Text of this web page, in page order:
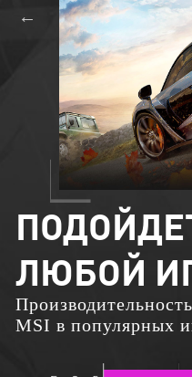
ЛЮБОЙ
MSI в популярных